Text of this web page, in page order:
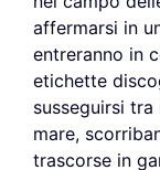
affermarsi in
entreranno in
etichette
susseguirsi
mare,
trascorse in